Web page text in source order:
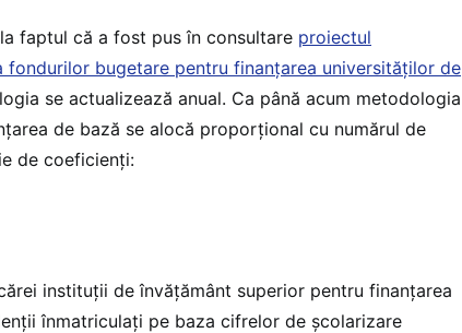
faptul că a fost pus în consultare proiectul
fondurilor bugetare pentru finanțarea universităților de
se actualizează anual. Ca până acum metodologia
de bază se alocă proporțional cu numărul de
de coeficienți:
instituții de învățământ superior pentru finanțarea
înmatriculați pe baza cifrelor de școlarizare